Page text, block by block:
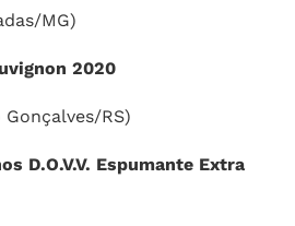
MG)
2020
Gonçalves/RS)
D.O.V.V. Espumante Extra